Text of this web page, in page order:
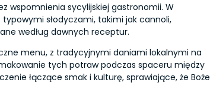
wspomnienia sycylijskiej gastronomii. W
słodyczami, takimi jak cannoli,
według dawnych receptur.
menu, z tradycyjnymi daniami lokalnymi na
tych potraw podczas spaceru między
łączące smak i kulturę, sprawiające, że Boże